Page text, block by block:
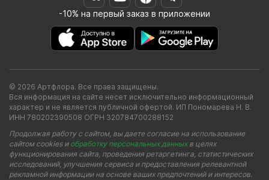
-10% на первый заказ в приложении
© 2026 Артфлора. Все права защищены.
Вся информация на сайте несет исключительно информационный
характер и не является публичной офертой. ИП Пономарева Н. В.
ИНН 780202390508 ОГРН 320784700288152
Продолжая работу с сайтом, вы даете согласие на использование
сайтом cookies и обработку персональных данныхв целях
функционирования сайта, проведения ретаргетинга, статистических
исследований, улучшения сервиса и предоставления релевантной
рекламной информации на основе ваших предпочтений и интересов.